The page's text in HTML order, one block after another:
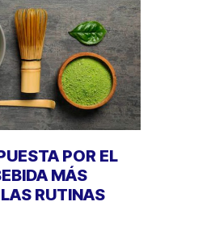
POR EL
MÁS
RUTINAS